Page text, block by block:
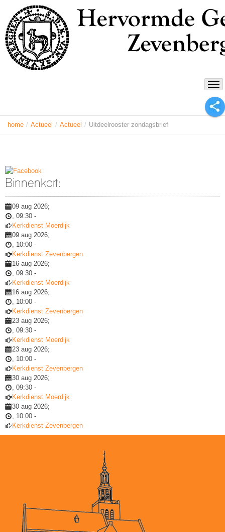
home / Actueel / Actueel / Uitdeelrooster zondagsbrief
Binnenkort:
09 aug 2026;
, 09:30 -
Kerkdienst Moerdijk
09 aug 2026;
, 10:00 -
Kerkdienst Zevenbergen
16 aug 2026;
, 09:30 -
Kerkdienst Moerdijk
16 aug 2026;
, 10:00 -
Kerkdienst Zevenbergen
23 aug 2026;
, 09:30 -
Kerkdienst Moerdijk
23 aug 2026;
, 10:00 -
Kerkdienst Zevenbergen
30 aug 2026;
, 09:30 -
Kerkdienst Moerdijk
30 aug 2026;
, 10:00 -
Kerkdienst Zevenbergen